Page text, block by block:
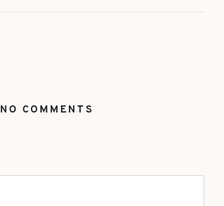
NO COMMENTS